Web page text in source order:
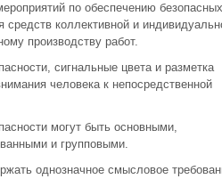
по обеспечению безопасных
средств коллективной и
производству работ.
сигнальные цвета и разметка
человека к непосредственной
могут быть основными,
и групповыми.
однозначное смысловое